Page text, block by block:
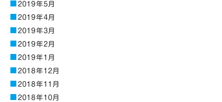
2019年5月
2019年4月
2019年3月
2019年2月
2019年1月
2018年12月
2018年11月
2018年10月